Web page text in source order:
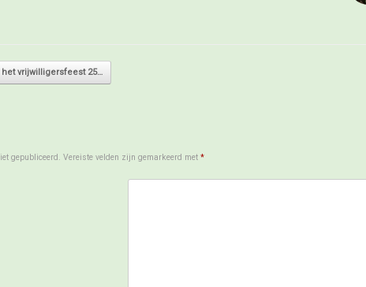
vrijwilligersfeest 25…
gepubliceerd. Vereiste velden zijn gemarkeerd met *